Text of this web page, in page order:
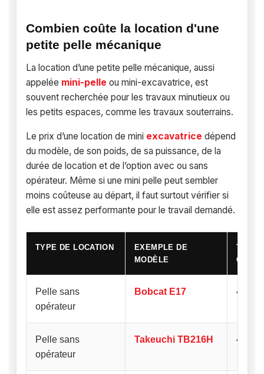
Combien coûte la location d'une
petite pelle mécanique
La location d’une petite pelle mécanique, aussi
appelée mini-pelle ou mini-excavatrice, est
souvent recherchée pour les travaux minutieux ou
les petits espaces, comme les travaux souterrains.
Le prix d’une location de mini excavatrice dépend
du modèle, de son poids, de sa puissance, de la
durée de location et de l’option avec ou sans
opérateur. Même si une mini pelle peut sembler
moins coûteuse au départ, il faut surtout vérifier si
elle est assez performante pour le travail demandé.
TYPE DE LOCATION
EXEMPLE DE
MODÈLE
TARIF
Pelle sans
opérateur
Bobcat E17 405
Pelle sans
opérateur
Takeuchi TB216H 462